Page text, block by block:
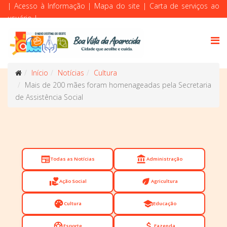
| Acesso à Informação | Mapa do site | Carta de serviços ao
usuário|
Início Notícias
Cultura
Mais de 200 mães foram homenageadas pela Secretaria
de Assistência Social
newspaperTodas as Notícias account_balanceAdministração
volunteer_activismAção Social eco Agricultura
paletteCultura schoolEducação